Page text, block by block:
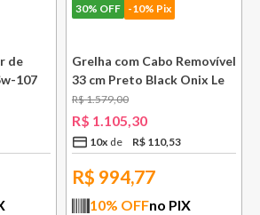
de
107
30% OFF -10% Pix
Grelha com Cabo Removível
33 cm Preto Black Onix Le
Creuset
R$1.579,00
R$ 1.105,30
10x R$ 110,53
R$ 994,77
10% OFFno PIX